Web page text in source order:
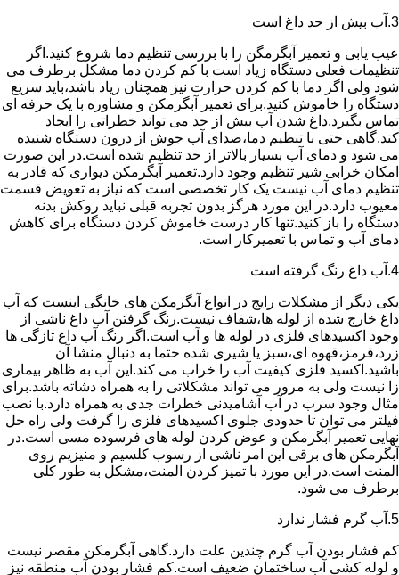
3.آب بیش از حد داغ است
عیب یابی و تعمیر آبگرمگن را با بررسی تنظیم دما شروع کنید.اگر
تنظیمات فعلی دستگاه زیاد است با کم کردن دما مشکل برطرف می
شود ولی اگر دما با کم کردن حرارت نیز همچنان زیاد باشد،باید سریع
دستگاه را خاموش کنید.برای تعمیر آبگرمکن و مشاوره با یک حرفه ای
تماس بگیرد.داغ شدن آب بیش از حد می تواند خطراتی را ایجاد
کند.گاهی حتی با تنظیم دما،صدای آب جوش از درون دستگاه شنیده
می شود و دمای آب بسیار بالاتر از حد تنظیم شده است.در این صورت
امکان خرابی شیر تنظیم وجود دارد.تعمیر آبگرمکن دیواری که قادر به
تنظیم دمای آب نیست یک کار تخصصی است که نیاز به تعویض قسمت
معیوب دارد.در این مورد هرگز بدون تجربه قبلی نباید روکش بدنه
دستگاه را باز کنید.تنها کار درست خاموش کردن دستگاه برای کاهش
دمای آب و تماس با تعمیرکار است.
4.آب داغ رنگ گرفته است
یکی دیگر از مشکلات رایج در انواع آبگرمکن های خانگی اینست که آب
داغ خارج شده از لوله ها،شفاف نیست.رنگ گرفتن آب داغ ناشی از
وجود اکسیدهای فلزی در لوله ها و آب است.اگر رنگ آب داغ تازگی ها
زرد،قرمز،قهوه ای،سبز یا شیری شده حتما به دنبال منشا آن
باشید.اکسید فلزی کیفیت آب را خراب می کند.این آب به ظاهر بیماری
زا نیست ولی به مرور می تواند مشکلاتی را به همراه دشاته باشد.برای
مثال وجود سرب در آب آشامیدنی خطرات جدی به همراه دارد.با نصب
فیلتر می توان تا حدودی جلوی اکسیدهای فلزی را گرفت ولی راه حل
نهایی تعمیر آبگرمکن و عوض کردن لوله های فرسوده مسی است.در
آبگرمکن های برقی این امر ناشی از رسوب کلسیم و منیزیم روی
المنت است.در این مورد با تمیز کردن المنت،مشکل به طور کلی
برطرف می شود.
5.آب گرم فشار ندارد
کم فشار بودن آب گرم چندین علت دارد.گاهی آبگرمکن مقصر نیست
و لوله کشی آب ساختمان ضعیف است.کم فشار بودن آب منطقه نیز